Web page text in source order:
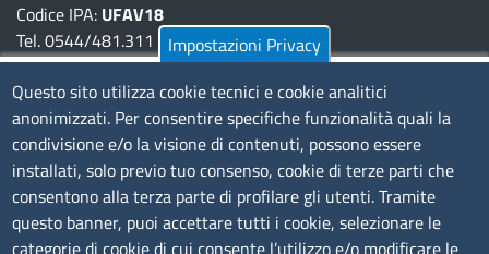
Codice IPA: UFAV18
Tel. 0544/481.311 - 0532/783.711
Pec:cciaa@pec.fera.camcom.it
Amministrazione Trasparente
Bandi di gara
Bilanci
Concorsi e selezioni
Impostazioni Privacy
Questo sito utilizza cookie tecnici e cookie analitici
anonimizzati. Per consentire specifiche funzionalità quali la
condivisione e/o la visione di contenuti, possono essere
installati, solo previo tuo consenso, cookie di terze parti che
consentono alla terza parte di profilare gli utenti. Tramite
questo banner, puoi accettare tutti i cookie, selezionare le
categorie di cookie di cui consente l’utilizzo e/o modificare le